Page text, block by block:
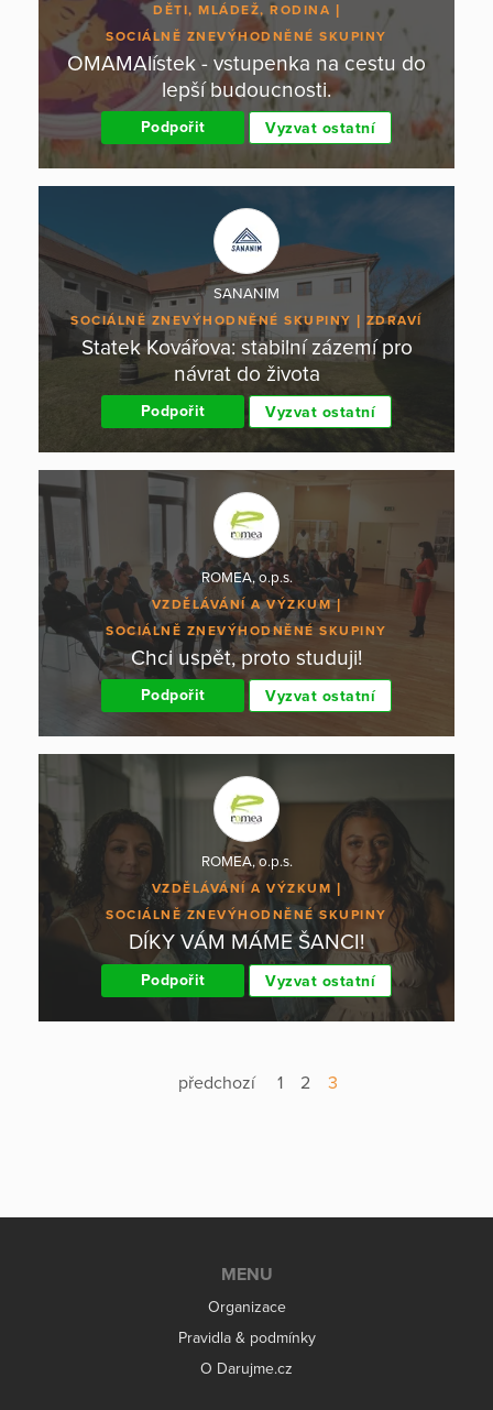
DĚTI, MLÁDEŽ, RODINA
SOCIÁLNĚ ZNEVÝHODNĚNÉ SKUPINY
OMAMAlístek - vstupenka na cestu do
lepší budoucnosti.
Podpořit Vyzvat ostatní
SANANIM
SOCIÁLNĚ ZNEVÝHODNĚNÉ SKUPINY ZDRAVÍ
Statek Kovářova: stabilní zázemí pro
návrat do života
Podpořit Vyzvat ostatní
ROMEA, o.p.s.
VZDĚLÁVÁNÍ A VÝZKUM
SOCIÁLNĚ ZNEVÝHODNĚNÉ SKUPINY
Chci uspět, proto studuji!
Podpořit Vyzvat ostatní
ROMEA, o.p.s.
VZDĚLÁVÁNÍ A VÝZKUM
SOCIÁLNĚ ZNEVÝHODNĚNÉ SKUPINY
DÍKY VÁM MÁME ŠANCI!
Podpořit Vyzvat ostatní
předchozí 1 2 3
MENU
Organizace
Pravidla & podmínky
O Darujme.cz